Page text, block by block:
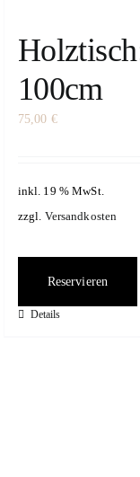
100cm
75,00 €
inkl. 19 % MwSt.
zzgl. Versandkosten
Reservieren
Details